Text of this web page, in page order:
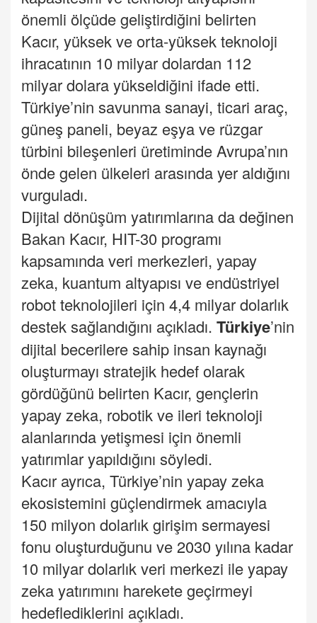
önemli ölçüde geliştirdiğini belirten
Kacır, yüksek ve orta-yüksek teknoloji
ihracatının 10 milyar dolardan 112
milyar dolara yükseldiğini ifade etti.
Türkiye’nin savunma sanayi, ticari araç,
güneş paneli, beyaz eşya ve rüzgar
türbini bileşenleri üretiminde Avrupa’nın
önde gelen ülkeleri arasında yer aldığını
vurguladı.
Dijital dönüşüm yatırımlarına da değinen
Bakan Kacır, HIT-30 programı
kapsamında veri merkezleri, yapay
zeka, kuantum altyapısı ve endüstriyel
robot teknolojileri için 4,4 milyar dolarlık
destek sağlandığını açıkladı. Türkiye’nin
dijital becerilere sahip insan kaynağı
oluşturmayı stratejik hedef olarak
gördüğünü belirten Kacır, gençlerin
yapay zeka, robotik ve ileri teknoloji
alanlarında yetişmesi için önemli
yatırımlar yapıldığını söyledi.
Kacır ayrıca, Türkiye’nin yapay zeka
ekosistemini güçlendirmek amacıyla
150 milyon dolarlık girişim sermayesi
fonu oluşturduğunu ve 2030 yılına kadar
10 milyar dolarlık veri merkezi ile yapay
zeka yatırımını harekete geçirmeyi
hedeflediklerini açıkladı.